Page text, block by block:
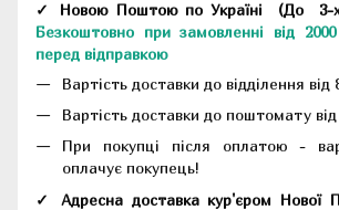
✓ Новою Поштою по Україні (До 3-
Безкоштовно при замовленні від
перед відправкою
Вартість доставки до відділення від
Вартість доставки до поштомату від
При покупці після оплатою -
оплачує покупець!
✓ Адресна доставка кур'єром Нової